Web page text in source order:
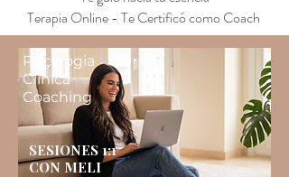
Terapia Online - Te Certificó como Coach
Psicologia
Clínica
Coaching
SESIONES 1:1
CON MELI